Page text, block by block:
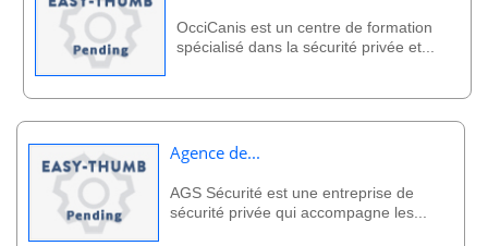
OcciCanis est un centre de formation
spécialisé dans la sécurité privée et...
Agence de...
AGS Sécurité est une entreprise de
sécurité privée qui accompagne les...